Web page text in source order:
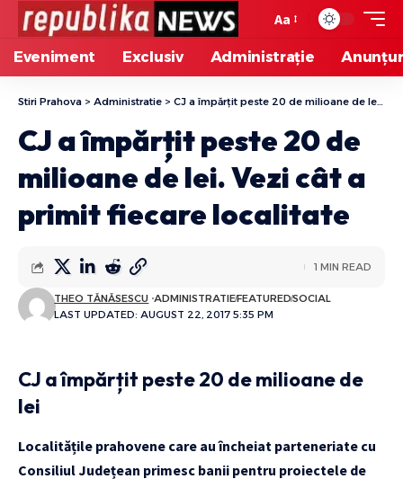
Aa
Eveniment Exclusiv Administrație
Stiri Prahova > Administratie > CJ a împărțit peste 20 de milioane de lei. Vezi cât a primit fiecare localitate
CJ a împărțit peste 20 de
milioane de lei. Vezi cât a
primit fiecare localitate
LAST UPDATED: AUGUST 22, 2017 5:35 PM
THEO TĂNĂSESCU ADMINISTRATIEFEATUREDSOCIAL
1 MIN READ
CJ a împărțit peste 20 de milioane de
lei
Localitățile prahovene care au încheiat parteneriate cu
Consiliul Județean primesc banii pentru proiectele de